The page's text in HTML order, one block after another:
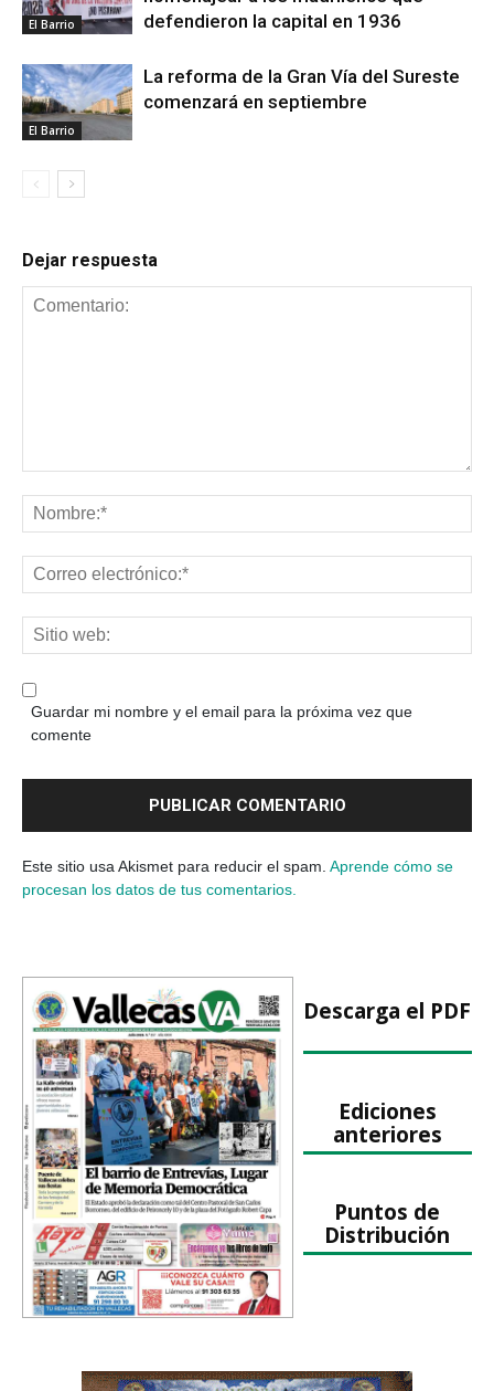
El Barrio
defendieron la capital en 1936
El Barrio
La reforma de la Gran Vía del Sureste
comenzará en septiembre
Dejar respuesta
Guardar mi nombre y el email para la próxima vez que
comente
Este sitio usa Akismet para reducir el spam. Aprende cómo se
procesan los datos de tus comentarios.
Descarga el PDF
Ediciones
anteriores
Puntos de
Distribución